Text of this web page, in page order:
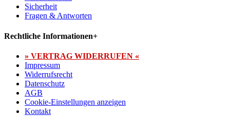
Sicherheit
Fragen & Antworten
Rechtliche Informationen+
» VERTRAG WIDERRUFEN «
Impressum
Widerrufsrecht
Datenschutz
AGB
Cookie-Einstellungen anzeigen
Kontakt